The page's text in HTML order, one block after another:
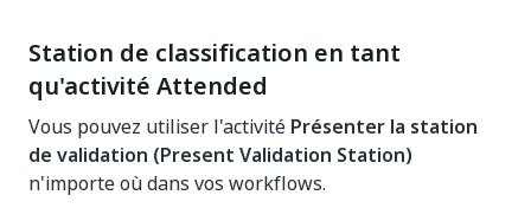
Station de classification en tant
qu'activité Attended
Vous pouvez utiliser l'activité Présenter la station
de validation (Present Validation Station)
n'importe où dans vos workflows.